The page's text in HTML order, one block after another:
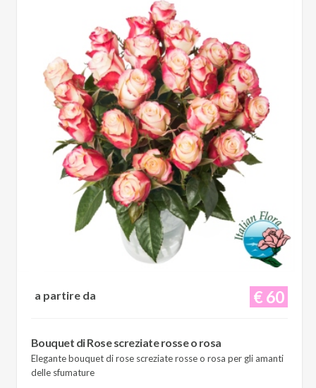
€ 60
a partire da
Bouquet di Rose screziate rosse o rosa
Elegante bouquet di rose screziate rosse o rosa per gli amanti
delle sfumature